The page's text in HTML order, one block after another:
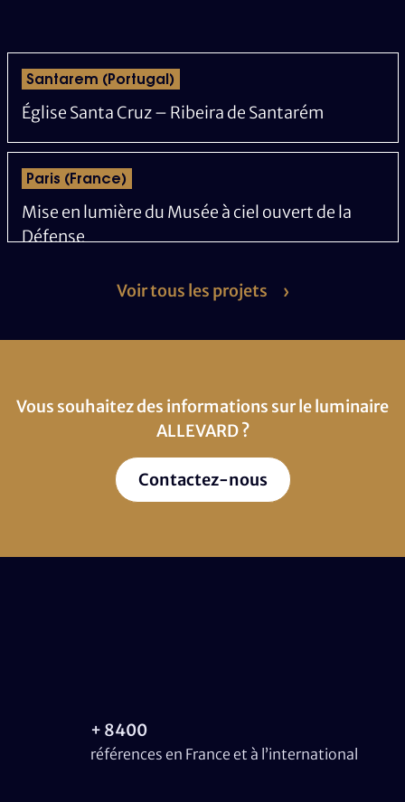
Santarem (Portugal)
Église Santa Cruz – Ribeira de Santarém
Paris (France)
Mise en lumière du Musée à ciel ouvert de la
Défense
Voir tous les projets
Vous souhaitez des informations sur le luminaire
ALLEVARD ?
Contactez-nous
+ 8400
références en France et à l’international